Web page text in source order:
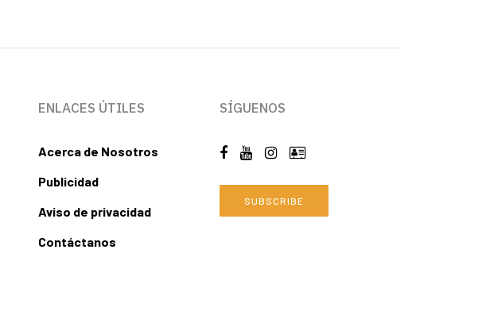
ENLACES ÚTILES
Acerca de Nosotros
Publicidad
Aviso de privacidad
Contáctanos
SÍGUENOS
SUBSCRIBE